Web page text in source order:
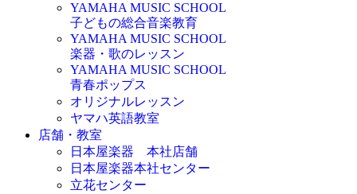
YAMAHA MUSIC SCHOOL
子どもの総合音楽教育
YAMAHA MUSIC SCHOOL
楽器・歌のレッスン
YAMAHA MUSIC SCHOOL
青春ポップス
オリジナルレッスン
ヤマハ英語教室
店舗・教室
日本屋楽器 本社店舗
日本屋楽器本社センター
立花センター